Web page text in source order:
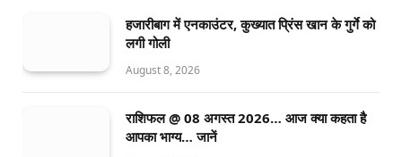
हजारीबाग में एनकाउंटर, कुख्यात प्रिंस खान के गुर्गे को
लगी गोली
August 8, 2026
राशिफल @ 08 अगस्त 2026… आज क्या कहता है
आपका भाग्य… जानें